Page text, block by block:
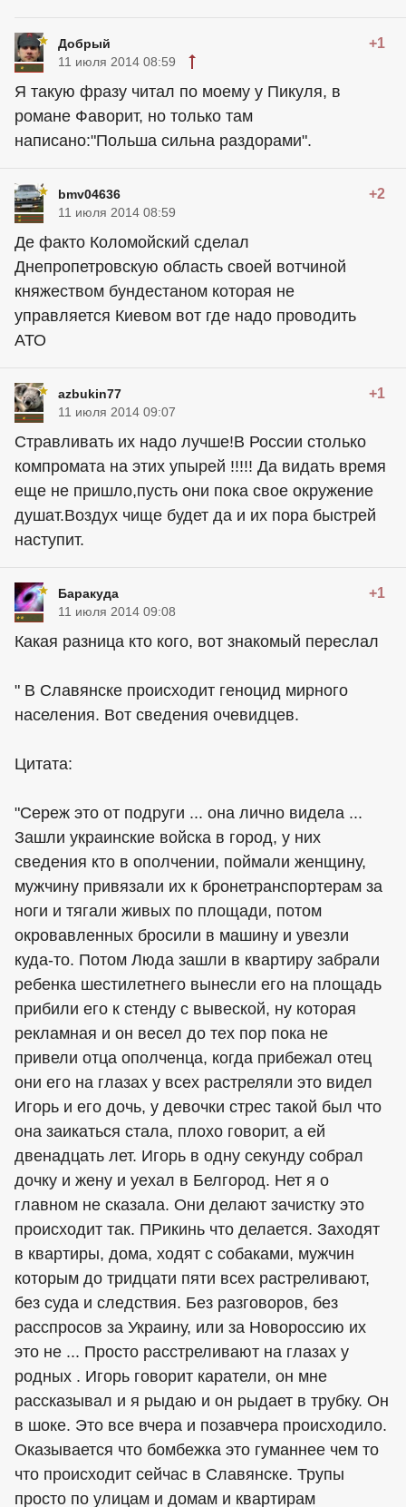
Добрый +1
11 июля 2014 08:59
Я такую фразу читал по моему у Пикуля, в
романе Фаворит, но только там
написано:"Польша сильна раздорами".
bmv04636 +2
11 июля 2014 08:59
Де факто Коломойский сделал
Днепропетровскую область своей вотчиной
княжеством бундестаном которая не
управляется Киевом вот где надо проводить
АТО
azbukin77 +1
11 июля 2014 09:07
Стравливать их надо лучше!В России столько
компромата на этих упырей !!!!! Да видать время
еще не пришло,пусть они пока свое окружение
душат.Воздух чище будет да и их пора быстрей
наступит.
Баракуда +1
11 июля 2014 09:08
Какая разница кто кого, вот знакомый переслал
" В Славянске происходит геноцид мирного
населения. Вот сведения очевидцев.
Цитата:
"Сереж это от подруги ... она лично видела ...
Зашли украинские войска в город, у них
сведения кто в ополчении, поймали женщину,
мужчину привязали их к бронетранспортерам за
ноги и тягали живых по площади, потом
окровавленных бросили в машину и увезли
куда-то. Потом Люда зашли в квартиру забрали
ребенка шестилетнего вынесли его на площадь
прибили его к стенду с вывеской, ну которая
рекламная и он весел до тех пор пока не
привели отца ополченца, когда прибежал отец
они его на глазах у всех растреляли это видел
Игорь и его дочь, у девочки стрес такой был что
она заикаться стала, плохо говорит, а ей
двенадцать лет. Игорь в одну секунду собрал
дочку и жену и уехал в Белгород. Нет я о
главном не сказала. Они делают зачистку это
происходит так. ПРикинь что делается. Заходят
в квартиры, дома, ходят с собаками, мужчин
которым до тридцати пяти всех растреливают,
без суда и следствия. Без разговоров, без
расспросов за Украину, или за Новороссию их
это не ... Просто расстреливают на глазах у
родных . Игорь говорит каратели, он мне
рассказывал и я рыдаю и он рыдает в трубку. Он
в шоке. Это все вчера и позавчера происходило.
Оказывается что бомбежка это гуманнее чем то
что происходит сейчас в Славянске. Трупы
просто по улицам и домам и квартирам